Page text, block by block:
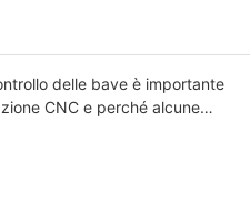
delle bave è importante
CNC e perché alcune